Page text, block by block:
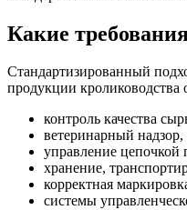
Какие
Стандартизированный
продукции
контроль качества
ветеринарный
управление цепочкой
хранение,
корректная
системы